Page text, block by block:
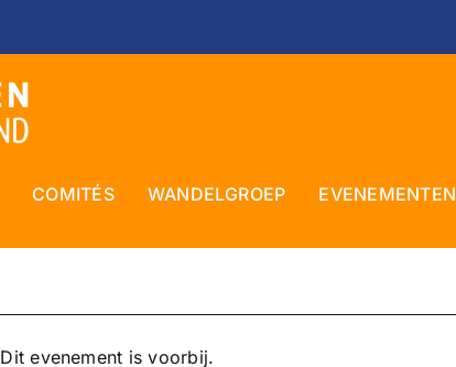
COMITÉS WANDELGROEP EVENEMENTEN
Dit evenement is voorbij.